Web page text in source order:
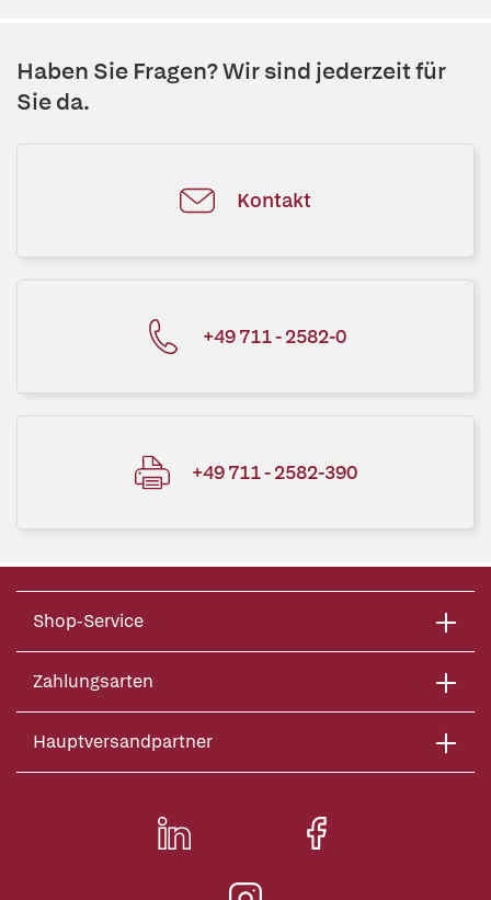
Haben Sie Fragen? Wir sind jederzeit für
Sie da.
Kontakt
+49 711 - 2582-0
+49 711 - 2582-390
Shop-Service
Zahlungsarten
Hauptversandpartner